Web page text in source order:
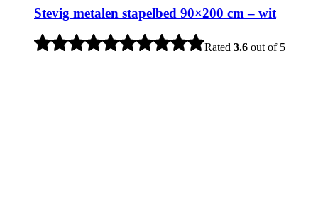
Stevig metalen stapelbed 90×200 cm – wit
Rated 3.6 out of 5